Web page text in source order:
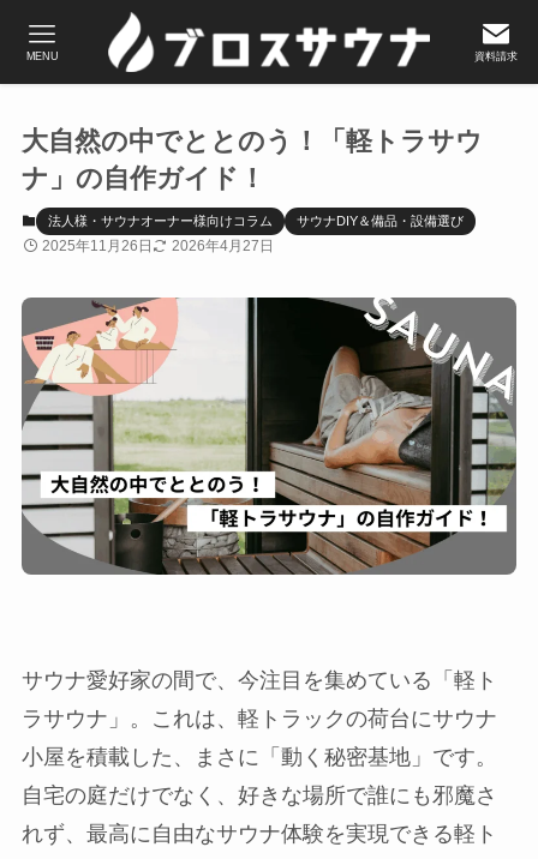
資料請求
MENU
大自然の中でととのう！「軽トラサウ
ナ」の自作ガイド！
法人様・サウナオーナー様向けコラム サウナDIY＆備品・設備選び
2025年11月26日 2026年4月27日
サウナ愛好家の間で、今注目を集めている「軽ト
ラサウナ」。これは、軽トラックの荷台にサウナ
小屋を積載した、まさに「動く秘密基地」です。
自宅の庭だけでなく、好きな場所で誰にも邪魔さ
れず、最高に自由なサウナ体験を実現できる軽ト